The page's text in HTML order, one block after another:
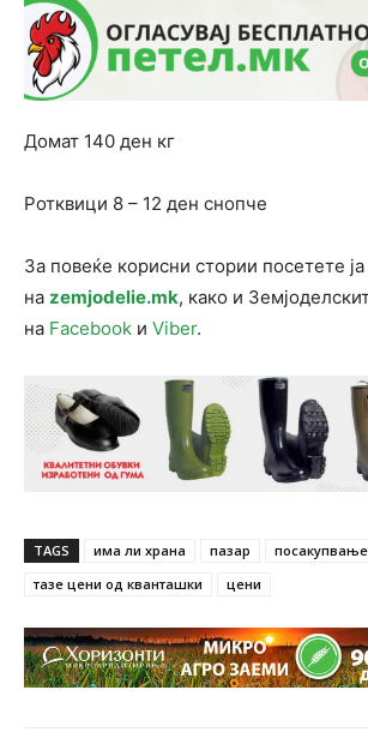
Домат 140 ден кг
Ротквици 8 – 12 ден снопче
За повеќе корисни стории посетете ја
на zemjodelie.mk, како и
на Facebook и Viber.
TAGS има ли храна пазар посакупвање
тазе цени од кванташки
цени